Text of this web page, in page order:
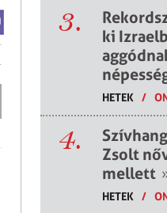
3.
ki
HETEK /
4.
Zsolt
mellett
HETEK /